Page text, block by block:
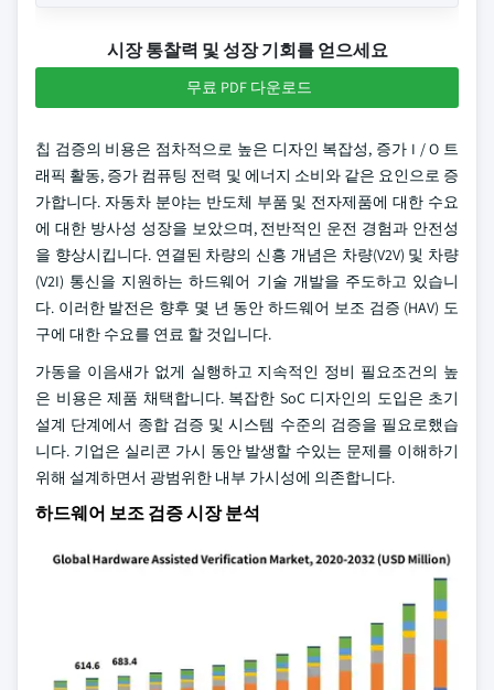
시장 통찰력 및 성장 기회를 얻으세요
무료 PDF 다운로드
칩 검증의 비용은 점차적으로 높은 디자인 복잡성, 증가 I / O 트
래픽 활동, 증가 컴퓨팅 전력 및 에너지 소비와 같은 요인으로 증
가합니다. 자동차 분야는 반도체 부품 및 전자제품에 대한 수요
에 대한 방사성 성장을 보았으며, 전반적인 운전 경험과 안전성
을 향상시킵니다. 연결된 차량의 신흥 개념은 차량(V2V) 및 차량
(V2I) 통신을 지원하는 하드웨어 기술 개발을 주도하고 있습니
다. 이러한 발전은 향후 몇 년 동안 하드웨어 보조 검증 (HAV) 도
구에 대한 수요를 연료 할 것입니다.
가동을 이음새가 없게 실행하고 지속적인 정비 필요조건의 높
은 비용은 제품 채택합니다. 복잡한 SoC 디자인의 도입은 초기
설계 단계에서 종합 검증 및 시스템 수준의 검증을 필요로했습
니다. 기업은 실리콘 가시 동안 발생할 수있는 문제를 이해하기
위해 설계하면서 광범위한 내부 가시성에 의존합니다.
하드웨어 보조 검증 시장 분석